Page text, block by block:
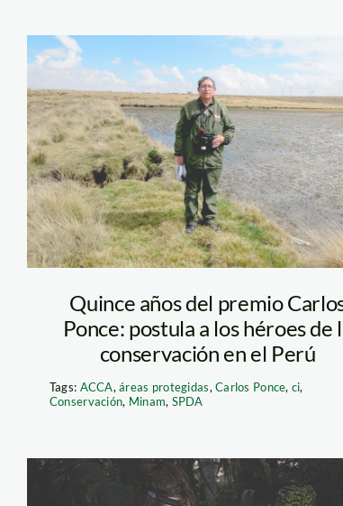
victor-rojas—
guardaparque-
ilustre—carlos-
ponce
Quince años del premio
Ponce: postula a los héroes de
conservación en el Perú
Tags: ACCA,áreas protegidas,Carlos Ponce, ci,
Conservación, Minam, SPDA